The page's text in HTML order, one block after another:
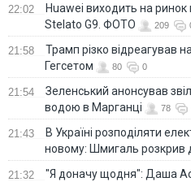
22:02
Huawei виходить на
Stelato G9. ФОТО
209
21:58
Трамп різко відреагував
Гегсетом
80 0
21:54
Зеленський анонсував
водою в Марганці
78
21:43
В Україні розподіляти
новому: Шмигаль розкрив
21:32
"Я доначу щодня": Даша